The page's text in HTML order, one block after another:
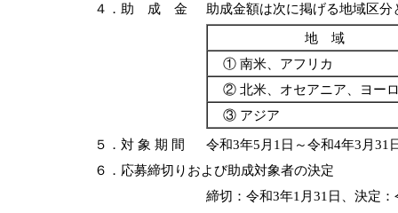
４．助 成 金
助成金額は次に掲げる地域区
地 域
① 南米、アフリカ
② 北米、オセアニア、ヨ
③ アジア
５．対 象 期 間
令和3年5月1日～令和4年3月31
６．応募締切りおよび助成対象者の決定
締切：令和3年1月31日、決定